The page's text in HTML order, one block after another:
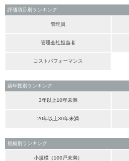
評価項目別ランキング
管理員
管理会社担当者
コストパフォーマンス
築年数別ランキング
3年以上10年未満
20年以上30年未満
規模別ランキング
小規模（100戸未満）